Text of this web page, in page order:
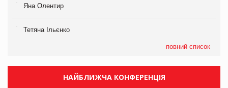
Яна Олентир
Тетяна Ільєнко
повний список
НАЙБЛИЖЧА КОНФЕРЕНЦІЯ